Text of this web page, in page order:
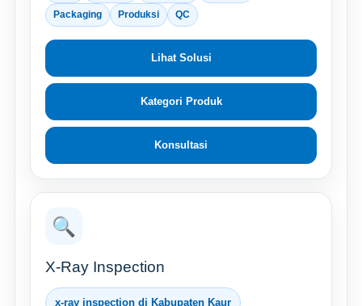
Packaging Produksi QC
Lihat Solusi
Kategori Produk
Konsultasi
🔍
X-Ray Inspection
x-ray inspection di Kabupaten Kaur